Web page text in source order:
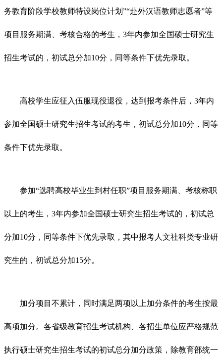
务教育阶段学校教师特设岗位计划”“赴外汉语教师志愿者”等
项目服务期满、考核合格的考生，3年内参加全国硕士研究生
招生考试的，初试总分加10分，同等条件下优先录取。
高校学生应征入伍服现役退役，达到报考条件后，3年内
参加全国硕士研究生招生考试的考生，初试总分加10分，同等
条件下优先录取。
参加“选聘高校毕业生到村任职”项目服务期满、考核称职
以上的考生，3年内参加全国硕士研究生招生考试的，初试总
分加10分，同等条件下优先录取，其中报考人文社科类专业研
究生的，初试总分加15分。
加分项目不累计，同时满足两项以上加分条件的考生按最
高项加分。各省级教育招生考试机构、各招生单位应严格规范
执行硕士研究生招生考试的初试总分加分政策，除教育部统一